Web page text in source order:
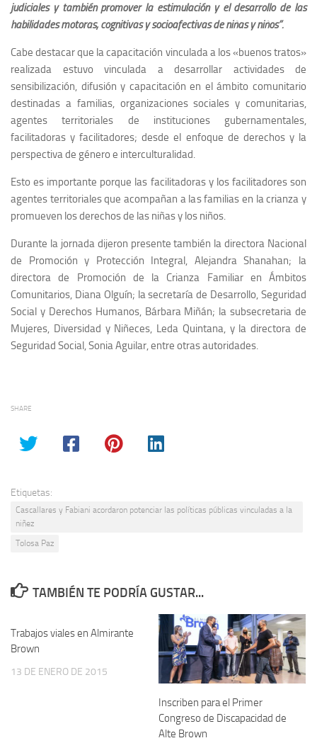
judiciales y también promover la estimulación y el desarrollo de las
habilidades motoras, cognitivas y socioafectivas de niñas y niños”.
Cabe destacar que la capacitación vinculada a los «buenos tratos»
realizada estuvo vinculada a desarrollar actividades de
sensibilización, difusión y capacitación en el ámbito comunitario
destinadas a familias, organizaciones sociales y comunitarias,
agentes territoriales de instituciones gubernamentales,
facilitadoras y facilitadores; desde el enfoque de derechos y la
perspectiva de género e interculturalidad.
Esto es importante porque las facilitadoras y los facilitadores son
agentes territoriales que acompañan a las familias en la crianza y
promueven los derechos de las niñas y los niños.
Durante la jornada dijeron presente también la directora Nacional
de Promoción y Protección Integral, Alejandra Shanahan; la
directora de Promoción de la Crianza Familiar en Ámbitos
Comunitarios, Diana Olguín; la secretaría de Desarrollo, Seguridad
Social y Derechos Humanos, Bárbara Miñán; la subsecretaria de
Mujeres, Diversidad y Niñeces, Leda Quintana, y la directora de
Seguridad Social, Sonia Aguilar, entre otras autoridades.
SHARE
Etiquetas:
Cascallares y Fabiani acordaron potenciar las políticas públicas vinculadas a la
niñez
Tolosa Paz
TAMBIÉN TE PODRÍA GUSTAR...
Trabajos viales en Almirante
Brown
13 DE ENERO DE 2015
Inscriben para el Primer
Congreso de Discapacidad de
Alte Brown